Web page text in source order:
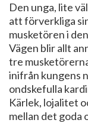
Den unga, lite
att förverkliga
musketören i
Vägen blir allt
tre
inifrån kungens
ondskefulla
Kärlek, lojalitet
mellan det goda